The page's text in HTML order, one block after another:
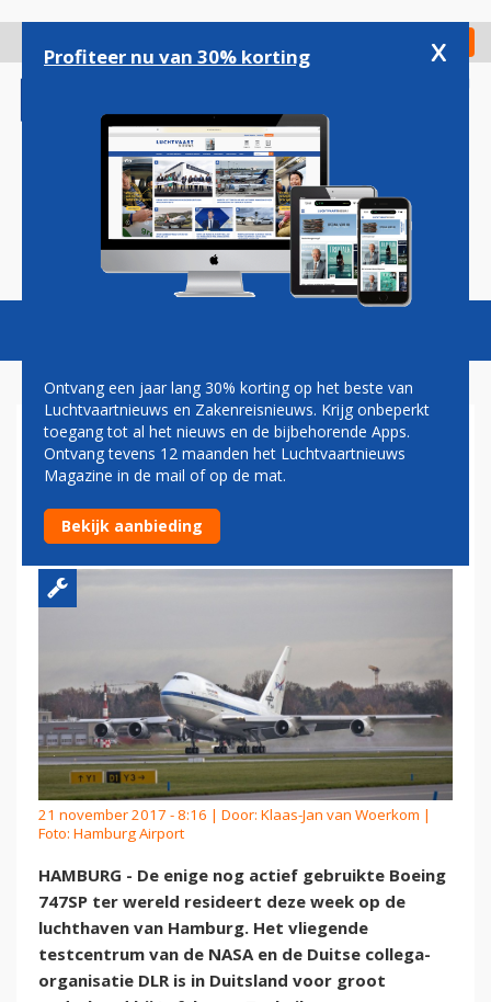
gaan
Check in
Magazine Podcasts Vacatures
VIDEO: ZELDZAME BOEING
747SP STRIJKT NEER IN
HAMBURG
21 november 2017 - 8:16 | Door: Klaas-Jan van Woerkom |
Foto: Hamburg Airport
HAMBURG - De enige nog actief gebruikte Boeing
747SP ter wereld resideert deze week op de
luchthaven van Hamburg. Het vliegende
testcentrum van de NASA en de Duitse collega-
organisatie DLR is in Duitsland voor groot
Profiteer nu van 30% korting x
Ontvang een jaar lang 30% korting op het beste van
Luchtvaartnieuws en Zakenreisnieuws. Krijg onbeperkt
toegang tot al het nieuws en de bijbehorende Apps.
Ontvang tevens 12 maanden het Luchtvaartnieuws
Magazine in de mail of op de mat.
Bekijk aanbieding